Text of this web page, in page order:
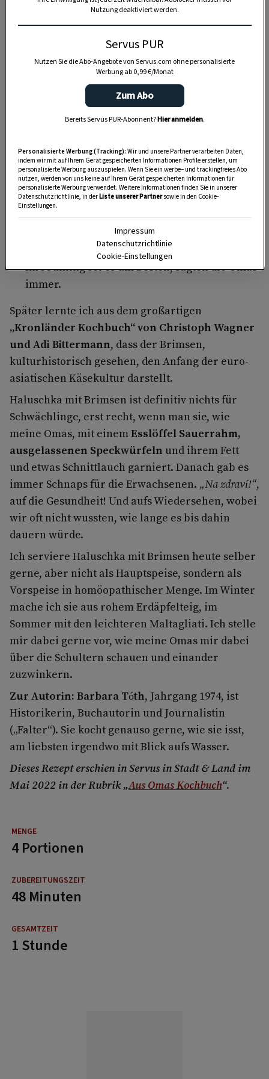
individuellem Kochlöffelschlag.
slowakische Oma, die im Herzen Ungarin
war, bereitete denSpätzleteig aus
gerissenen, rohen Erdäpfeln mit Mehl
Mehl-Nudelteig, den sie nach Belieben
zerstückelte. Italiener nennen das Maltagliati,
schlecht Geschnittene.
Beide verwendeten als Käse denbröseligen,
würzigen Schaftopfen, der Brimsen
und vor allem in der Slowakei verehrt wird.
Im Frühling sei er am besten, sagten die Omas
immer.
Später lernte ich aus dem großartigen
„Kronländer Kochbuch“ von Christoph Wagner
und Adi Bittermann, dass der Brimsen,
kulturhistorisch gesehen, den Anfang der euro-
asiatischen Käsekultur darstellt.
Haluschka mit Brimsen ist definitiv nichts für
Schwächlinge, erst recht, wenn man sie, wie
meine Omas, mit einemEsslöffel Sauerrahm,
ausgelassenen Speckwürfeln und ihrem Fett
und etwas Schnittlauch garniert. Danach gab es
immer Schnaps für die Erwachsenen. „Na zdraví!“,
auf die Gesundheit! Und aufs Wiedersehen, wobei
wir oft nicht wussten, wie lange es bis dahin
dauern würde.
Ich serviere Haluschka mit Brimsen heute selber
gerne, aber nicht als Hauptspeise, sondern als
Vorspeise in homöopathischer Menge. Im Winter
mache ich sie aus rohem Erdäpfelteig, im
Sommer mit den leichteren Maltagliati. Ich stelle
mir dabei gerne vor, wie meine Omas mir dabei
über die Schultern schauen und einander
zuzwinkern.
Zur Autorin: Barbara Tóth, Jahrgang 1974, ist
Historikerin, Buchautorin und Journalistin
(„Falter“). Sie kocht genauso gerne, wie sie isst,
am liebsten irgendwo mit Blick aufs Wasser.
Dieses Rezept erschien in Servus in Stadt & Land im
Mai 2022 in der Rubrik „Aus Omas Kochbuch“.
4 Portionen
48 Minuten
1 Stunde
Nutzung deaktiviert werden.
Servus PUR
Nutzen Sie die Abo-Angebote von Servus.com ohne personalisierte
Werbung ab 0,99 €/Monat
Zum Abo
Bereits Servus PUR-Abonnent?Hier anmelden.
Personalisierte Werbung (Tracking): Wir und unsere Partner verarbeiten Daten,
indem wir mit auf Ihrem Gerät gespeicherten Informationen Profile erstellen, um
personalisierte Werbung auszuspielen. Wenn Sie ein werbe– und trackingfreies Abo
nutzen, werden von uns keine auf Ihrem Gerät gespeicherten Informationen für
personalisierte Werbung verwendet. Weitere Informationen finden Sie in unserer
Datenschutzrichtlinie, in derListe unserer Partnersowie in den Cookie-
Einstellungen.
Impressum
Datenschutzrichtlinie
Cookie-Einstellungen